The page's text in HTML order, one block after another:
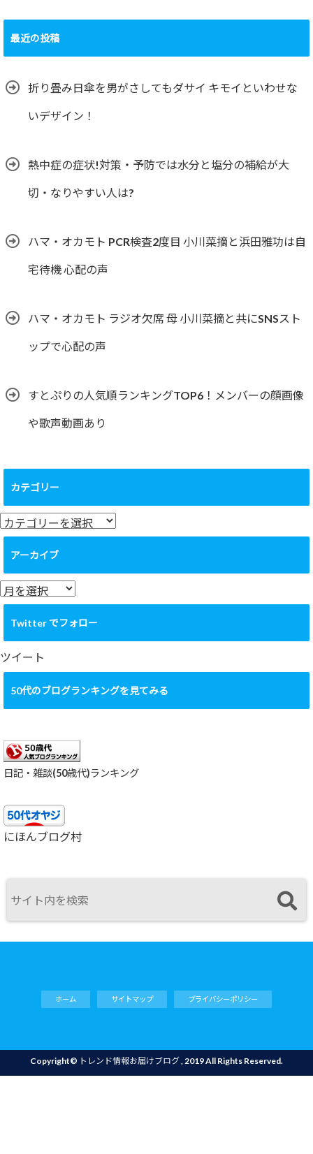
最近の投稿
折り畳み日傘を男がさしてもダサイ キモイといわせな
いデザイン！
熱中症の症状!対策・予防では水分と塩分の補給が大
切・なりやすい人は?
ハマ・オカモト PCR検査2度目 小川菜摘と浜田雅功は自
宅待機 心配の声
ハマ・オカモト ラジオ欠席 母 小川菜摘と共にSNSスト
ップで心配の声
すとぷりの人気順ランキングTOP6！メンバーの顔画像
や歌声動画あり
カテゴリー
カ
テ
リ
ー
アーカイブ
ア
ー
イ
ブ
Twitter でフォロー
ツイート
50代のブログランキングを見てみる
日記・雑談(50歳代)ランキング
にほんブログ村
ホーム サイトマップ プライバシーポリシー
Copyright© トレンド情報お届けブログ, 2019 All Rights Reserved.